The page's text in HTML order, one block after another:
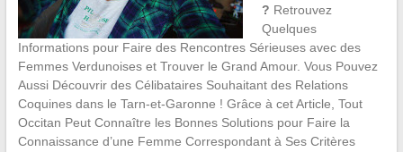
? Retrouvez
Quelques
Informations pour Faire des Rencontres Sérieuses avec des
Femmes Verdunoises et Trouver le Grand Amour. Vous Pouvez
Aussi Découvrir des Célibataires Souhaitant des Relations
Coquines dans le Tarn-et-Garonne ! Grâce à cet Article, Tout
Occitan Peut Connaître les Bonnes Solutions pour Faire la
Connaissance d’une Femme Correspondant à Ses Critères